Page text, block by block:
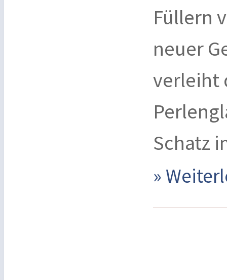
Füllern
neuer
verleiht
Schatz
»